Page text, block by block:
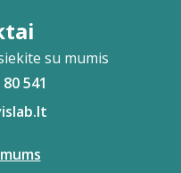
su mumis
541